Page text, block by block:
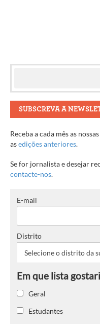
SUBSCREVA A
Receba a cada mês as
asedições anteriores.
Se for jornalista e desejar
contacte-nos.
E-mail
Distrito
Geral
Estudantes